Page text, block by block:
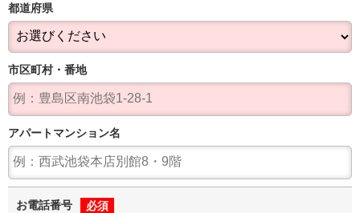
都道府県
市区町村・番地
アパートマンション名
お電話番号 必須